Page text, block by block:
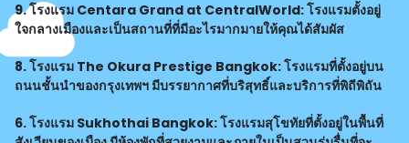
9. โรงแรม Centara Grand at CentralWorld: โรงแรมตั้งอยู่
ใจกลางเมืองและเป็นสถานที่ที่มีอะไรมากมายให้คุณได้สัมผัส
8. โรงแรม The Okura Prestige Bangkok: โรงแรมที่ตั้งอยู่บน
ถนนชั้นนำของกรุงเทพฯ มีบรรยากาศที่บริสุทธิ์และบริการที่พิถีพิถัน
6. โรงแรม Sukhothai Bangkok: โรงแรมสุโขทัยที่ตั้งอยู่ในพื้นที่